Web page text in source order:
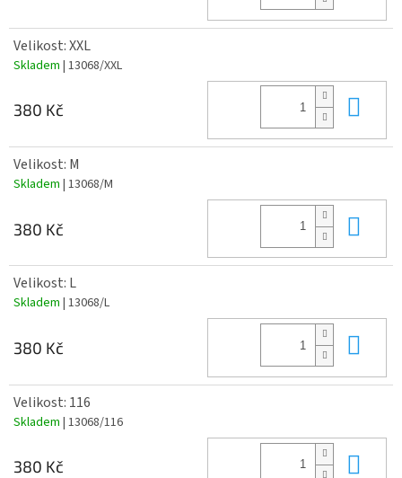
Velikost: XXL
Skladem | 13068/XXL
380 Kč
Velikost: M
Skladem | 13068/M
380 Kč
Velikost: L
Skladem | 13068/L
380 Kč
Velikost: 116
Skladem | 13068/116
380 Kč